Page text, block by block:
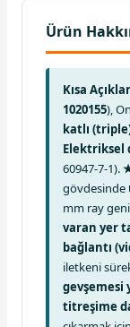
Ürün
Kısa
1020155),
katlı
Elektriksel
60947-7-1).
gövdesinde
mm ray
varan yer
bağlantı
iletkeni
gevşemesi
titreşime